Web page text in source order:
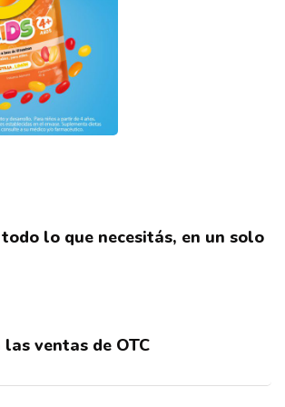
lo que necesitás, en un solo
ventas de OTC